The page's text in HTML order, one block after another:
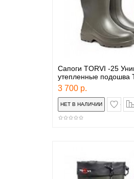
Сапоги TORVI -25
утепленные подошва
3 700 р.
в